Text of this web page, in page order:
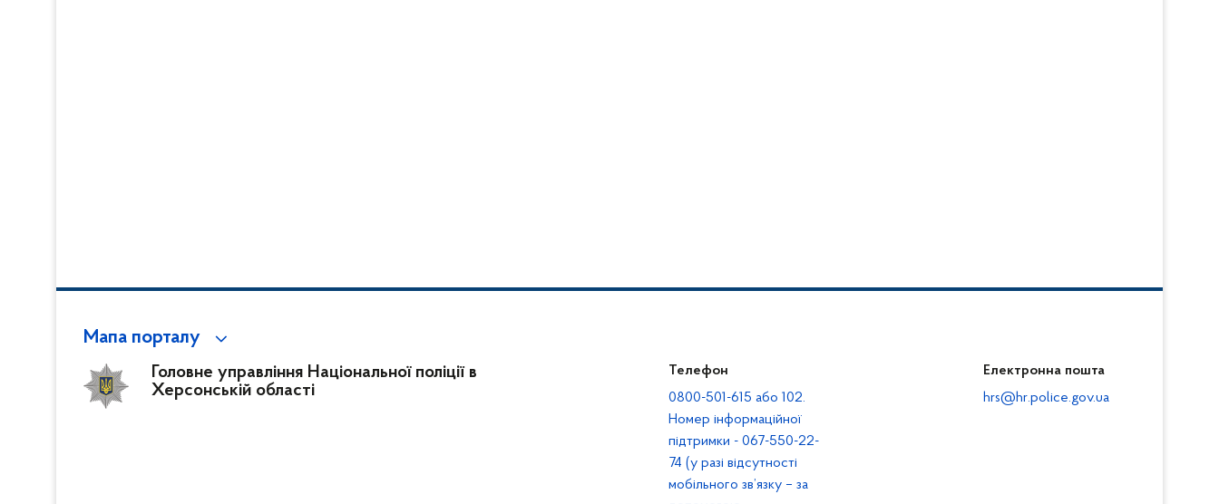
Мапа порталу
Головне управління Національної поліції в
Херсонській області
Телефон
0800-501-615 або 102.
Номер інформаційної
підтримки - 067-550-22-
74 (у разі відсутності
мобільного зв’язку – за
Електронна пошта
hrs@hr.police.gov.ua